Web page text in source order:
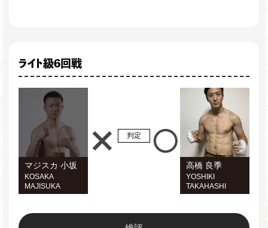
ライト級6回戦
マジスカ 小坂
KOSAKA
MAJISUKA
判定
高橋 良季
YOSHIKI
TAKAHASHI